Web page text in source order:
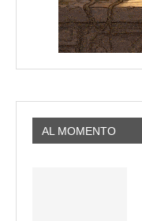
AL MOMENTO